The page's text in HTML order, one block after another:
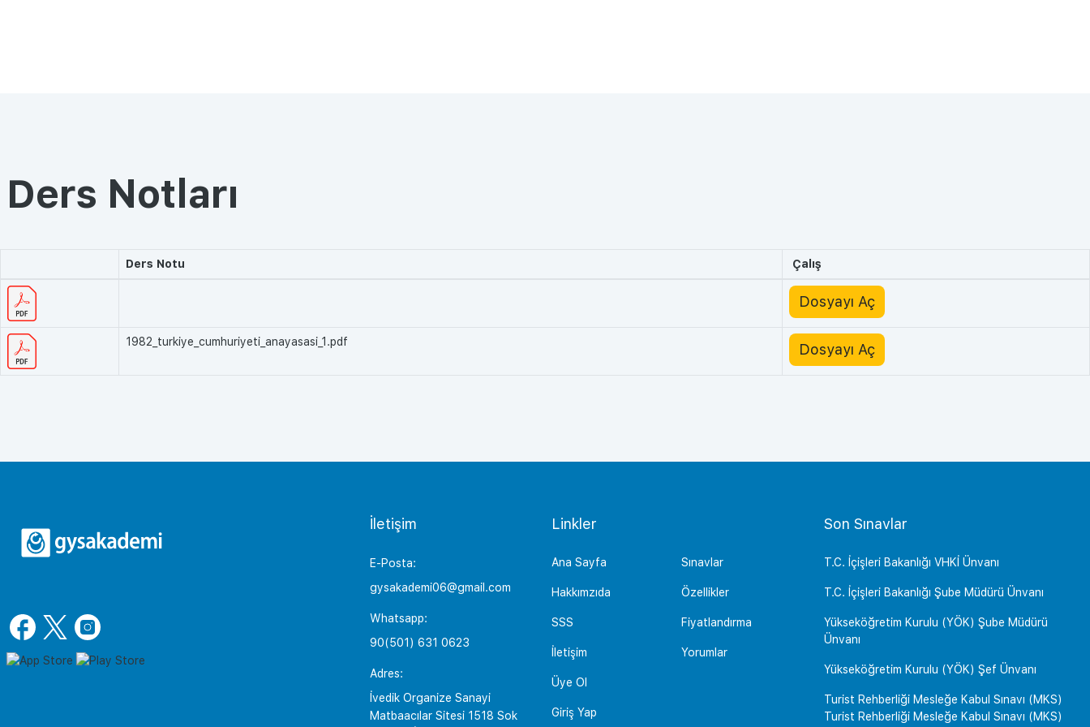
Ders Notları
Ders Notu Çalış
Dosyayı Aç
1982_turkiye_cumhuriyeti_anayasasi_1.pdf Dosyayı Aç
İletişim
E-Posta:
gysakademi06@gmail.com
Whatsapp:
90(501) 631 0623
Adres:
İvedik Organize Sanayi
Matbaacılar Sitesi 1518 Sok
Linkler
Ana Sayfa
Hakkımzıda
SSS
İletişim
Üye Ol
Giriş Yap
Sınavlar
Özellikler
Fiyatlandırma
Yorumlar
Son Sınavlar
T.C. İçişleri Bakanlığı VHKİ Ünvanı
T.C. İçişleri Bakanlığı Şube Müdürü Ünvanı
Yükseköğretim Kurulu (YÖK) Şube Müdürü
Ünvanı
Yükseköğretim Kurulu (YÖK) Şef Ünvanı
Turist Rehberliği Mesleğe Kabul Sınavı (MKS)
Turist Rehberliği Mesleğe Kabul Sınavı (MKS)